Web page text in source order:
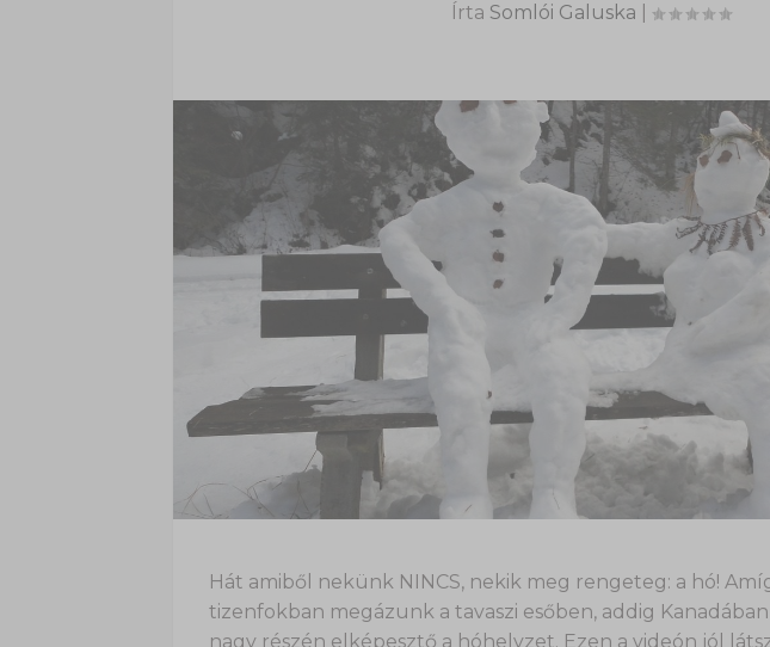
Írta Somlói Galuska
Hát amiből nekünk NINCS, nekik meg rengeteg: a hó!
tizenfokban megázunk a tavaszi esőben, addig Kanadában
nagy részén elképesztő a hóhelyzet. Ezen a videón jól